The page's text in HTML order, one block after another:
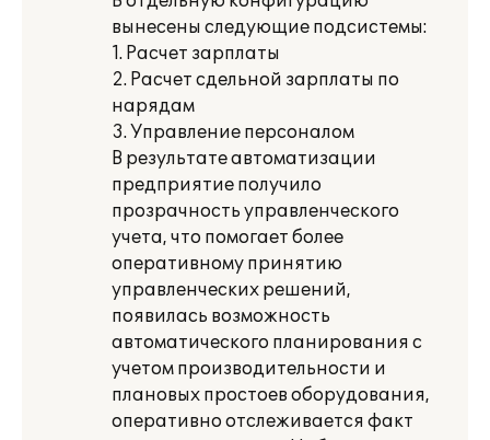
вынесены следующие подсистемы:
1. Расчет зарплаты
2. Расчет сдельной зарплаты по
нарядам
3. Управление персоналом
В результате автоматизации
предприятие получило
прозрачность управленческого
учета, что помогает более
оперативному принятию
управленческих решений,
появилась возможность
автоматического планирования с
учетом производительности и
плановых простоев оборудования,
оперативно отслеживается факт